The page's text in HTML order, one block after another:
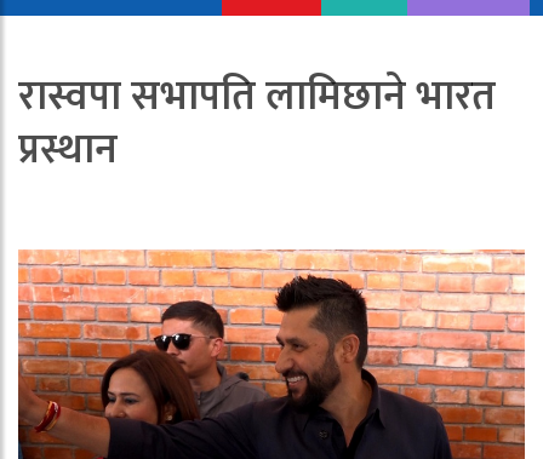
रास्वपा सभापति लामिछाने भारत
प्रस्थान